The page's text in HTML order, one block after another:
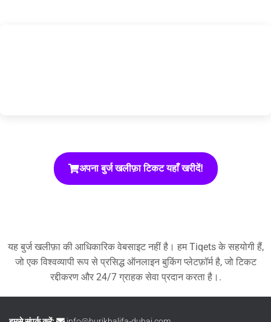
अपना बुर्ज खलीफ़ा टिकट यहाँ खरीदें!
यह बुर्ज खलीफ़ा की आधिकारिक वेबसाइट नहीं है। हम Tiqets के सहयोगी हैं,
जो एक विश्वव्यापी रूप से प्रसिद्ध ऑनलाइन बुकिंग प्लेटफ़ॉर्म है, जो टिकट
रद्दीकरण और 24/7 ग्राहक सेवा प्रदान करता है।.